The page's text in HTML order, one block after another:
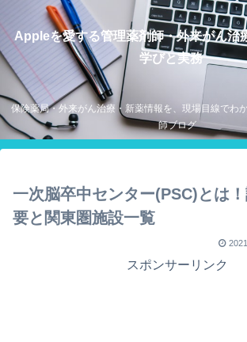
Appleを愛する管理薬剤師・外来がん治
学びと実務
保険薬局・外来がん治療・新薬情報を、現場目線でわ
師ブログ
一次脳卒中センター(PSC)とは
要と関東圏施設一覧
スポンサーリンク